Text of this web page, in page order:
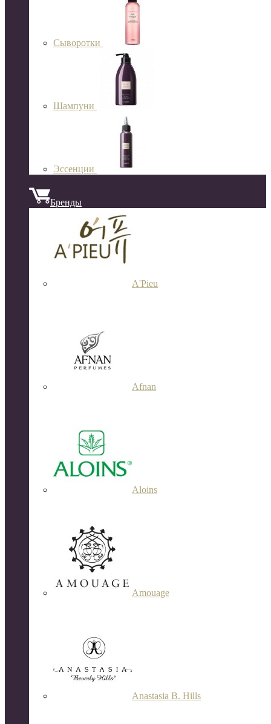
Сыворотки
Шампуни
Эссенции
Бренды
A'Pieu
Afnan
Aloins
Amouage
Anastasia B. Hills